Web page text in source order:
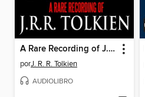
A Rare Recording of J.R.R. Tolkien
porJ. R. R. Tolkien
AUDIOLIBRO